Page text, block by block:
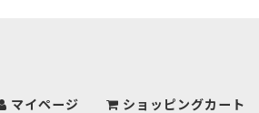
マイページ ショッピングカート